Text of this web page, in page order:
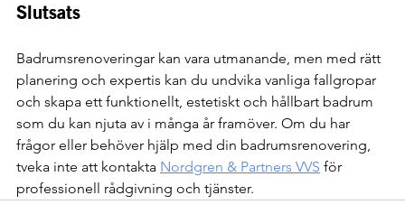
Slutsats
Badrumsrenoveringar kan vara utmanande, men med rätt
planering och expertis kan du undvika vanliga fallgropar
och skapa ett funktionellt, estetiskt och hållbart badrum
som du kan njuta av i många år framöver. Om du har
frågor eller behöver hjälp med din badrumsrenovering,
tveka inte att kontakta Nordgren & Partners VVS för
professionell rådgivning och tjänster.